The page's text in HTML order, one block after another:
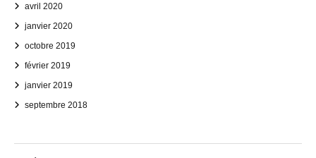
avril 2020
janvier 2020
octobre 2019
février 2019
janvier 2019
septembre 2018